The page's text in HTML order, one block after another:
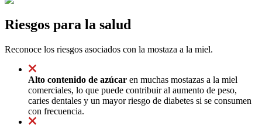
Riesgos para la salud
Reconoce los riesgos asociados con la mostaza a la miel.
Alto contenido de azúcar en muchas mostazas a la miel
comerciales, lo que puede contribuir al aumento de peso,
caries dentales y un mayor riesgo de diabetes si se consumen
con frecuencia.